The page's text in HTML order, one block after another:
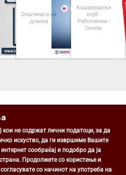
Општината на
дланка
Кошаркарски
клуб -
Работнички -
Скопје
Центар
Цоков бр. 1, Скопје
не содржат лични податоци, за да
искуство, да ги извршиме Вашите
сообраќај и подобро да ја
Продолжете со користење и
со начинот на употреба на